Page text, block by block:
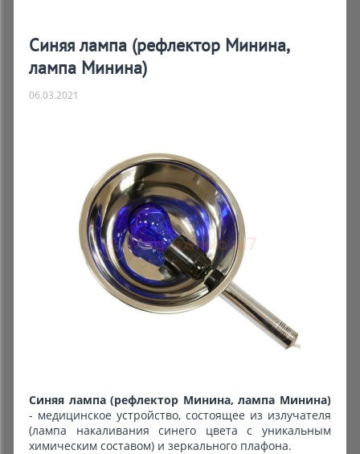
Синяя лампа (рефлектор Минина,
лампа Минина)
06.03.2021
Синяя лампа (рефлектор Минина, лампа Минина)
- медицинское устройство, состоящее из излучателя
(лампа накаливания синего цвета с уникальным
химическим составом) и зеркального плафона.